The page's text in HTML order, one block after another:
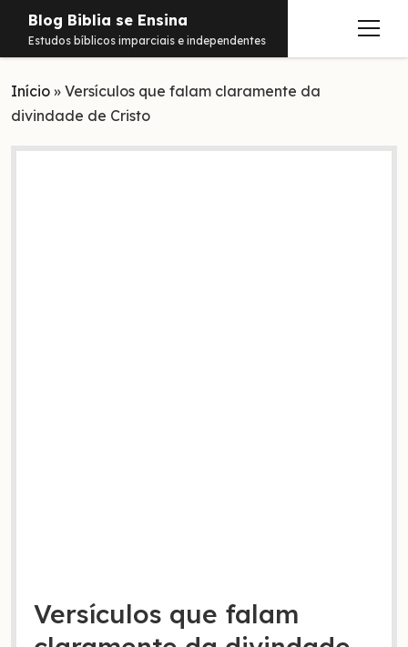
Blog Biblia se Ensina
Estudos bíblicos imparciais e independentes
abrir
Estudos
Notificações
Início »Versículos que falam claramente da
divindade de Cristo
Versículos que falam